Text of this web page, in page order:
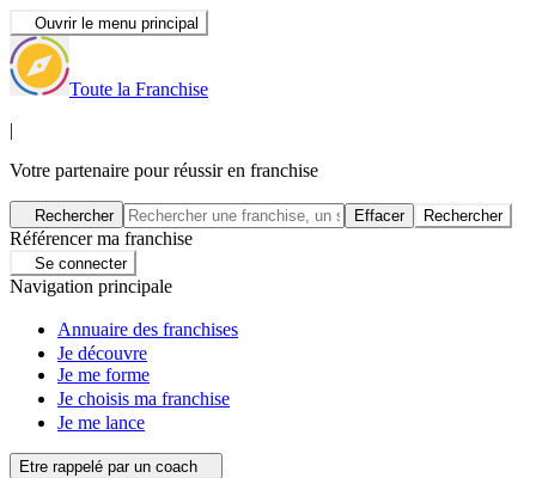
Ouvrir le menu principal
Toute la Franchise
|
Votre partenaire pour réussir en franchise
Rechercher Effacer Rechercher
Référencer ma franchise
Se connecter
Navigation principale
Annuaire des franchises
Je découvre
Je me forme
Je choisis ma franchise
Je me lance
Etre rappelé par un coach